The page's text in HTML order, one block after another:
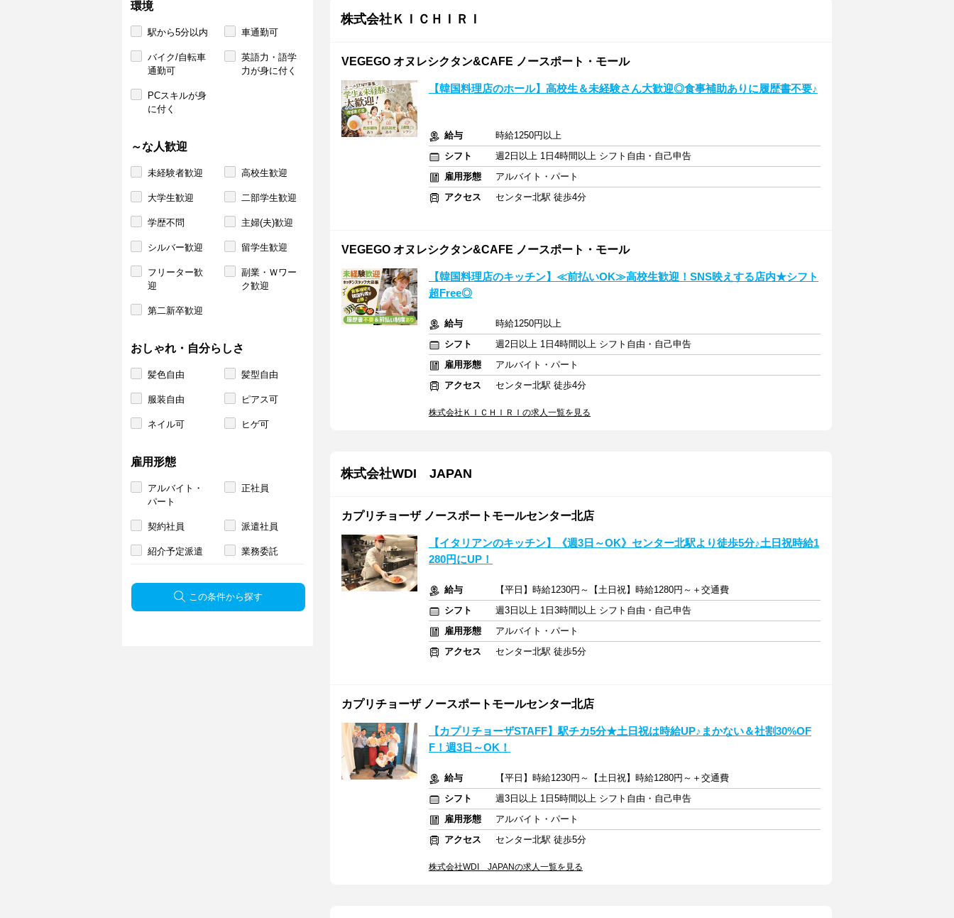
環境
駅から5分以内 車通勤可
バイク/自転車
通勤可
英語力・語学
力が身に付く
PCスキルが身
に付く
～な人歓迎
未経験者歓迎 高校生歓迎
大学生歓迎 二部学生歓迎
学歴不問 主婦(夫)歓迎
シルバー歓迎 留学生歓迎
フリーター歓
迎
副業・Ｗワー
ク歓迎
第二新卒歓迎
おしゃれ・自分らしさ
髪色自由 髪型自由
服装自由 ピアス可
ネイル可 ヒゲ可
雇用形態
アルバイト・
パート
正社員
契約社員 派遣社員
紹介予定派遣 業務委託
この条件から探す
株式会社ＫＩＣＨＩＲＩ
VEGEGO オヌレシクタン&CAFE ノースポート・モール
【韓国料理店のホール】高校生＆未経験さん大歓迎◎食事補助ありに履歴書不要♪
給与
時給1250円以上
シフト
週2日以上 1日4時間以上 シフト自由・自己申告
雇用形態
アルバイト・パート
アクセス
センター北駅 徒歩4分
VEGEGO オヌレシクタン&CAFE ノースポート・モール
【韓国料理店のキッチン】≪前払いOK≫高校生歓迎！SNS映えする店内★シフト
超Free◎
給与
時給1250円以上
シフト
週2日以上 1日4時間以上 シフト自由・自己申告
雇用形態
アルバイト・パート
アクセス
センター北駅 徒歩4分
株式会社ＫＩＣＨＩＲＩの求人一覧を見る
株式会社WDI JAPAN
カプリチョーザ ノースポートモールセンター北店
【イタリアンのキッチン】《週3日～OK》センター北駅より徒歩5分♪土日祝時給1
280円にUP！
給与
【平日】時給1230円～【土日祝】時給1280円～＋交通費
シフト
週3日以上 1日3時間以上 シフト自由・自己申告
雇用形態
アルバイト・パート
アクセス
センター北駅 徒歩5分
カプリチョーザ ノースポートモールセンター北店
【カプリチョーザSTAFF】駅チカ5分★土日祝は時給UP♪まかない＆社割30%OF
F！週3日～OK！
給与
【平日】時給1230円～【土日祝】時給1280円～＋交通費
シフト
週3日以上 1日5時間以上 シフト自由・自己申告
雇用形態
アルバイト・パート
アクセス
センター北駅 徒歩5分
株式会社WDI JAPANの求人一覧を見る